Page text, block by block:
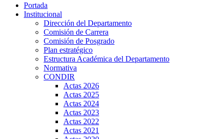
Portada
Institucional
Dirección del Departamento
Comisión de Carrera
Comisión de Posgrado
Plan estratégico
Estructura Académica del Departamento
Normativa
CONDIR
Actas 2026
Actas 2025
Actas 2024
Actas 2023
Actas 2022
Actas 2021